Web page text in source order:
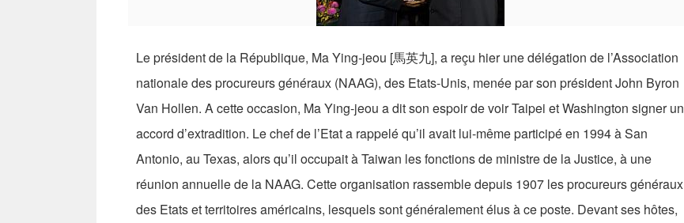
Le président de la République, Ma Ying-jeou [馬英九], a reçu hier une délégation de l’Association
nationale des procureurs généraux (NAAG), des Etats-Unis, menée par son président John Byron
Van Hollen. A cette occasion, Ma Ying-jeou a dit son espoir de voir Taipei et Washington signer un
accord d’extradition. Le chef de l’Etat a rappelé qu’il avait lui-même participé en 1994 à San
Antonio, au Texas, alors qu’il occupait à Taiwan les fonctions de ministre de la Justice, à une
réunion annuelle de la NAAG. Cette organisation rassemble depuis 1907 les procureurs généraux
des Etats et territoires américains, lesquels sont généralement élus à ce poste. Devant ses hôtes,